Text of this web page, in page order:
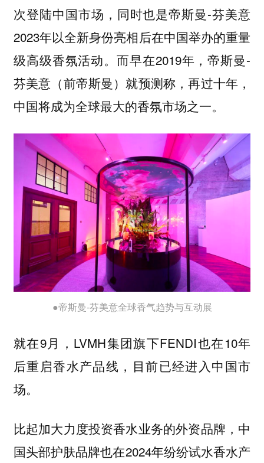
次登陆中国市场，同时也是帝斯曼-芬美意
2023年以全新身份亮相后在中国举办的重量
级高级香氛活动。而早在2019年，帝斯曼-
芬美意（前帝斯曼）就预测称，再过十年，
中国将成为全球最大的香氛市场之一。
●帝斯曼-芬美意全球香气趋势与互动展
就在9月，LVMH集团旗下FENDI也在10年
后重启香水产品线，目前已经进入中国市
场。
比起加大力度投资香水业务的外资品牌，中
国头部护肤品牌也在2024年纷纷试水香水产